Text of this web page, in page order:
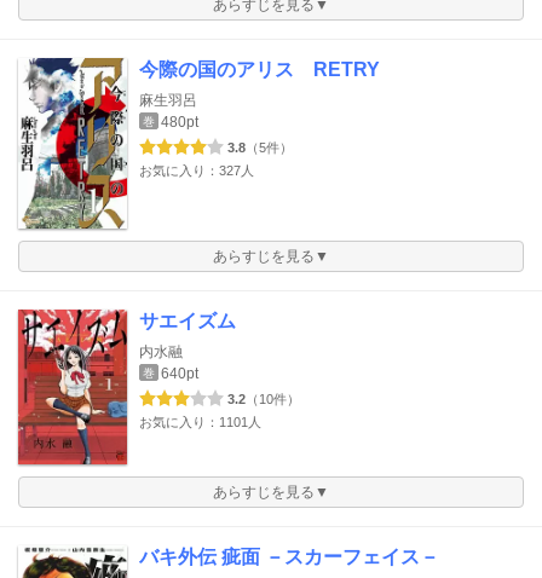
あらすじを見る▼
今際の国のアリス RETRY
麻生羽呂
巻 480pt
3.8 （5件）
お気に入り：327人
あらすじを見る▼
サエイズム
内水融
巻 640pt
3.2 （10件）
お気に入り：1101人
あらすじを見る▼
バキ外伝 疵面 －スカーフェイス－